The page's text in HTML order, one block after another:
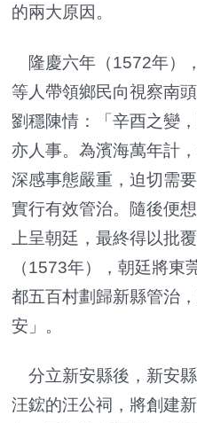
的兩大原因。
隆慶六年（1572年）
等人帶領鄉民向視察南
劉穩陳情：「辛酉之變
亦人事。為濱海萬年計
深感事態嚴重，迫切需
實行有效管治。隨後便
上呈朝廷，最終得以批
（1573年），朝廷將東
都五百村劃歸新縣管治
安」。
分立新安縣後，新安
汪鋐的汪公祠，將創建